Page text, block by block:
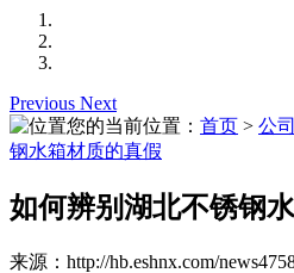
Previous Next
您的当前位置： 首页 > 公
钢水箱材质的真假
如何辨别湖北不锈钢
来源：http://hb.eshnx.com/